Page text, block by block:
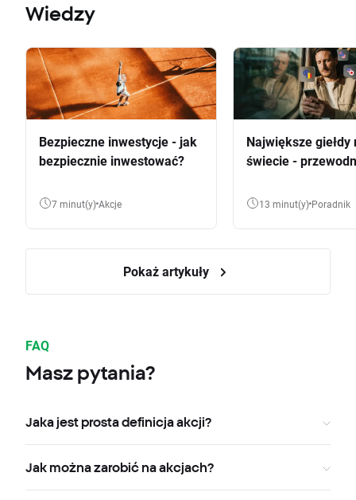
Wiedzy
Bezpieczne inwestycje - jak
bezpiecznie inwestować?
7 minut(y) Akcje
Największe giełdy
świecie -
13 minut(y) Poradnik
Pokaż artykuły
FAQ
Masz pytania?
Jaka jest prosta definicja akcji?
Jak można zarobić na akcjach?